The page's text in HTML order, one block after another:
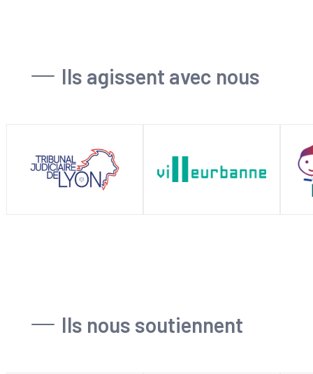
Ils agissent avec nous
Ils nous soutiennent